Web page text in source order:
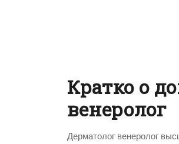
Кратко о
венеролог
Дерматолог венеролог